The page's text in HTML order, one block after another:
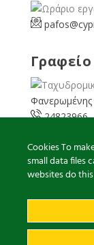
Φανερωμένης
24823966
2026© Ολα
Cookies To
small data files
websites do